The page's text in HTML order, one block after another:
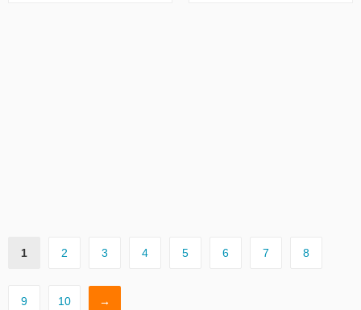
1 2 3 4 5 6 7 8
9 10 →